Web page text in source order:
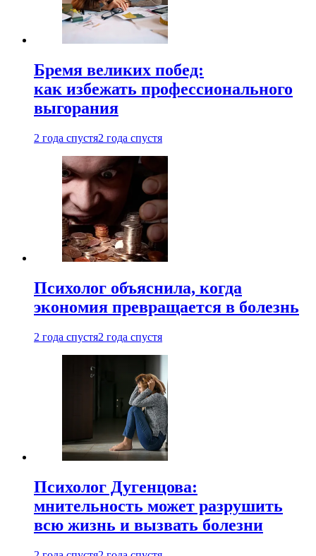
Бремя великих побед:
как избежать профессионального
выгорания
2 года спустя2 года спустя
Психолог объяснила, когда
экономия превращается в болезнь
2 года спустя2 года спустя
Психолог Дугенцова:
мнительность может разрушить
всю жизнь и вызвать болезни